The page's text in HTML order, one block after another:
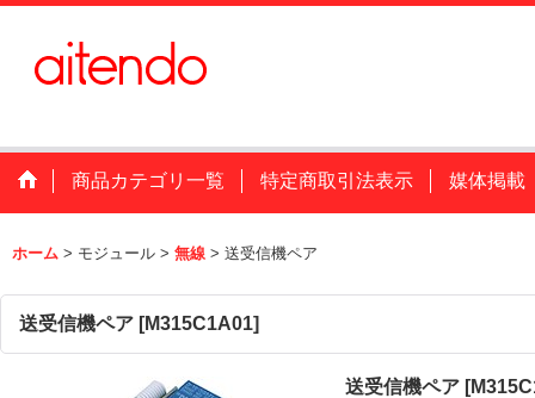
商品カテゴリ一覧 特定商取引法表示 媒体掲載
ホーム > モジュール > 無線 > 送受信機ペア
送受信機ペア [M315C1A01]
送受信機ペア [